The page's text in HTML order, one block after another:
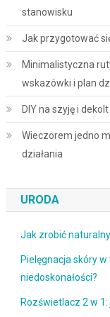
stanowisku
Jak przygotować
Minimalistyczna
wskazówki i plan
DIY na szyję i
Wieczorem jedno
działania
URODA
Jak zrobić
Pielęgnacja skóry
niedoskonałości?
Rozświetlacz 2 w